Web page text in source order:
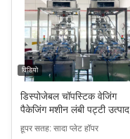
विडियो
डिस्पोजेबल चॉपस्टिक वेजिंग
पैकेजिंग मशीन लंबी पट्टी उत्पाद
16 सिर वजन के साथ
हूपर सतह: सादा प्लेट हॉपर